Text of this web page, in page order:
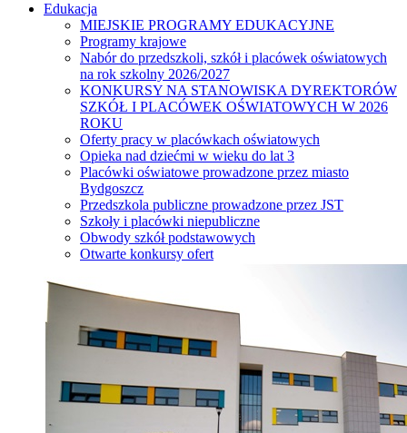
Edukacja
MIEJSKIE PROGRAMY EDUKACYJNE
Programy krajowe
Nabór do przedszkoli, szkół i placówek oświatowych
na rok szkolny 2026/2027
KONKURSY NA STANOWISKA DYREKTORÓW
SZKÓŁ I PLACÓWEK OŚWIATOWYCH W 2026
ROKU
Oferty pracy w placówkach oświatowych
Opieka nad dziećmi w wieku do lat 3
Placówki oświatowe prowadzone przez miasto
Bydgoszcz
Przedszkola publiczne prowadzone przez JST
Szkoły i placówki niepubliczne
Obwody szkół podstawowych
Otwarte konkursy ofert